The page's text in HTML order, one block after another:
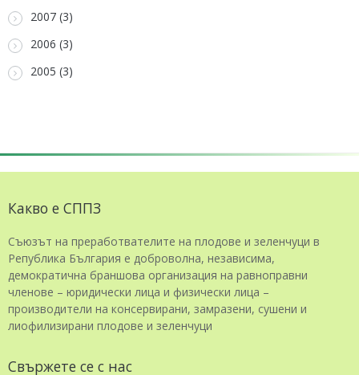
2007 (3)
2006 (3)
2005 (3)
Какво е СППЗ
Съюзът на преработвателите на плодове и зеленчуци в
Република България е доброволна, независима,
демократична браншова организация на равноправни
членове – юридически лица и физически лица –
производители на консервирани, замразени, сушени и
лиофилизирани плодове и зеленчуци
Свържете се с нас